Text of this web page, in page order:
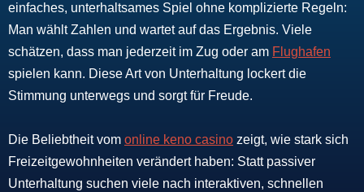
einfaches, unterhaltsames Spiel ohne komplizierte Regeln:
Man wählt Zahlen und wartet auf das Ergebnis. Viele
schätzen, dass man jederzeit im Zug oder am Flughafen
spielen kann. Diese Art von Unterhaltung lockert die
Stimmung unterwegs und sorgt für Freude.
Die Beliebtheit vom online keno casino zeigt, wie stark sich
Freizeitgewohnheiten verändert haben: Statt passiver
Unterhaltung suchen viele nach interaktiven, schnellen